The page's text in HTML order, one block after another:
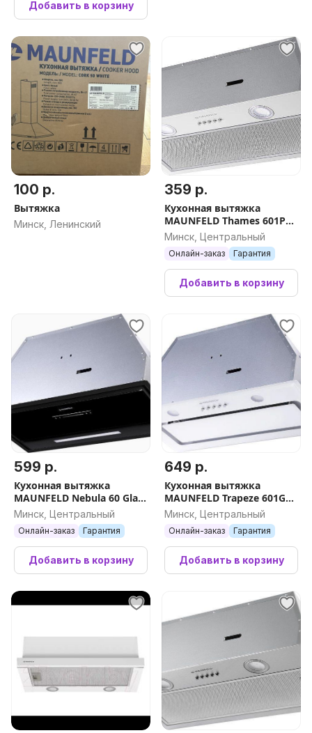
Добавить в корзину
100 р.
Вытяжка
Минск, Ленинский
359 р.
Кухонная вытяжка
MAUNFELD Thames 601PM
(белый)
Минск, Центральный
Онлайн-заказ Гарантия
Добавить в корзину
599 р.
Кухонная вытяжка
MAUNFELD Nebula 60 Glass
(черный)
Минск, Центральный
Онлайн-заказ Гарантия
Добавить в корзину
649 р.
Кухонная вытяжка
MAUNFELD Trapeze 601GG
(белый)
Минск, Центральный
Онлайн-заказ Гарантия
Добавить в корзину